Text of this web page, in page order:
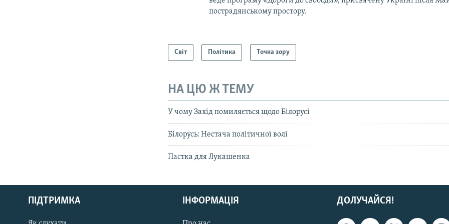
РУС
пострадянському простору.
Світ Політика Точка зору
НА ЦЮ Ж ТЕМУ
У чому Захід помиляється щодо Білорусі
Білорусь: Нестача політичної волі
Пастка для Лукашенка
ДОЛУЧАЙСЯ!
ПІДТРИМКА ІНФОРМАЦІЯ